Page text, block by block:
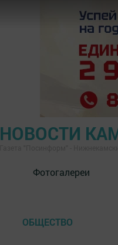
НОВОСТИ
Фотогалереи
ОБЩЕСТВО